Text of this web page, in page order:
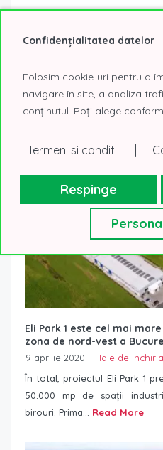
WDP Ștefăneștii de Jos
24 aprilie 2020
Hale de
din România este WDP
aibă...Read More
Eli Park 1 este cel mai
zona de nord-vest a
9 aprilie 2020
Hale de
În total, proiectul Eli Park 1
50.000 mp de spații
birouri. Prima... Read More
Confidențialitatea datelor
Folosim cookie-uri pentru a
navigare în site, a analiza
conținutul. Poți alege
Termeni si conditii |
Respinge